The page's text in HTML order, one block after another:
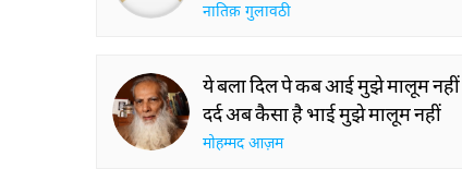
नातिक़ गुलावठी
ये बला दिल पे कब आई मुझे मालूम नहीं
दर्द अब कैसा है भाई मुझे मालूम नहीं
मोहम्मद आज़म